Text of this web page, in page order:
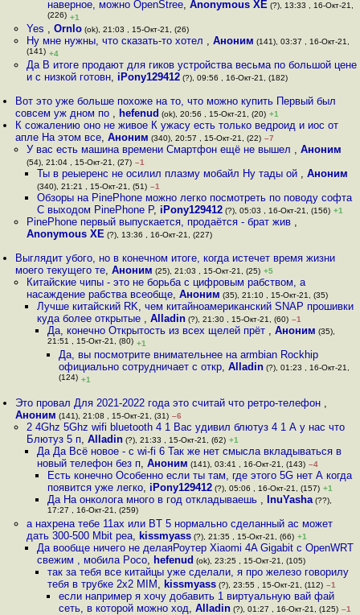
наверное, можно OpenStree,Anonymous XE (?), 13:33 , 16-Окт-21,
(226) +1
Yes , Ornlo(ok), 21:03 , 15-Окт-21, (26)
Ну мне нужны, что сказать-то хотел , Аноним (141), 03:37 , 16-Окт-21,
(141) +4
Да В итоге продают для гиков устройства весьма по большой цене
и с низкой готовн, iPony129412(?), 09:56 , 16-Окт-21, (182)
Вот это уже больше похоже на то, что можно купить Первый был
совсем уж дном по , hefenud (ok), 20:56 , 15-Окт-21, (20) +1
К сожалению оно не живое К ужасу есть только ведроид и иос от
апле На этом все,Аноним (340), 20:57 , 15-Окт-21, (22) –7
У вас есть машина времени Смартфон ещё не вышел , Аноним
(54), 21:04 , 15-Окт-21, (27) –1
Ты в реыеренс не осилил плазму мобайл Ну тады ой , Аноним
(340), 21:21 , 15-Окт-21, (51) –1
Обзоры на PinePhone можно легко посмотреть по поводу софта
С выходом PinePhone P, iPony129412(?), 05:03 , 16-Окт-21, (156) +1
PinePhone первый выпускается, продаётся - брат жив ,
Anonymous XE (?), 13:36 , 16-Окт-21, (227)
Выглядит убого, но в конечном итоге, когда истечет время жизни
моего текущего те,Аноним (25), 21:03 , 15-Окт-21, (25) +5
Китайские чипы - это не борьба с цифровым рабством, а
насаждение рабства всеобще, Аноним (35), 21:10 , 15-Окт-21, (35)
Лучше китайский RK, чем китайноамериканский SNAP прошивки
куда более открытые , Alladin(?), 21:30 , 15-Окт-21, (60) –1
Да, конечно Открытость из всех щелей прёт ,Аноним (35),
21:51 , 15-Окт-21, (80) +1
Да, вы посмотрите внимательнее на armbian Rockhip
официально сотрудничает с откр, Alladin(?), 01:23 , 16-Окт-21,
(124) +1
Это провал Для 2021-2022 года это считай что ретро-телефон ,
Аноним (141), 21:08 , 15-Окт-21, (31) –6
2 4Ghz 5Ghz wifi bluetooth 4 1 Вас удивил блютуз 4 1 А у нас что
Блютуз 5 п, Alladin(?), 21:33 , 15-Окт-21, (62) +1
Да Да Всё новое - с wi-fi 6 Так же нет смысла вкладываться в
новый телефон без п, Аноним (141), 03:41 , 16-Окт-21, (143) –4
Есть конечно Особенно если ты там, где этого 5G нет А когда
появится уже легко, iPony129412 (?), 05:06 , 16-Окт-21, (157) +1
Да На онколога много в год откладываешь , InuYasha (??),
17:27 , 16-Окт-21, (259)
а нахрена тебе 11ax или BT 5 нормально сделанный ac может
дать 300-500 Mbit реа, kissmyass(?), 21:35 , 15-Окт-21, (66) +1
Да вообще ничего не делаяРоутер Xiaomi 4A Gigabit c OpenWRT
свежим , мобила Poco, hefenud (ok), 23:25 , 15-Окт-21, (105)
так за тебя все китайцы уже сделали, я про железо говорилу
тебя в трубке 2x2 MIM , kissmyass (?), 23:55 , 15-Окт-21, (112) –1
если например я хочу добавить 1 виртуальную вай фай
сеть, в которой можно ход, Alladin(?), 01:27 , 16-Окт-21, (125) –1